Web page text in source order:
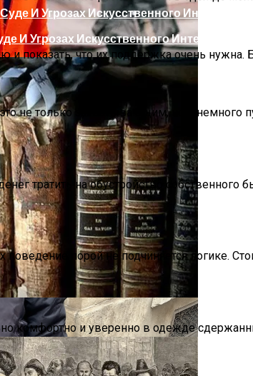
Или Сигнал Уставшей Души
Угрозах Искусственного Интеллекта
показать, что их поддержка очень
не только захватывающим, но и
тратить на обустройство
поведение порой не подчиняется логике.
комфортно и уверенно в одежде